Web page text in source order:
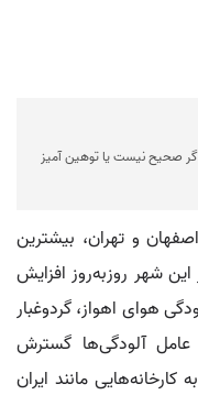
صحیح نیست یا توهین آمیز
و تهران، بیشترین
شهر روزبه‌روز افزایش
هوای اهواز، گردوغبار
آلودگی‌ها گسترش
مانند ایران